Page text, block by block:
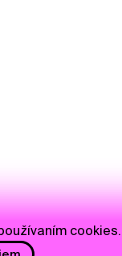
cookies.